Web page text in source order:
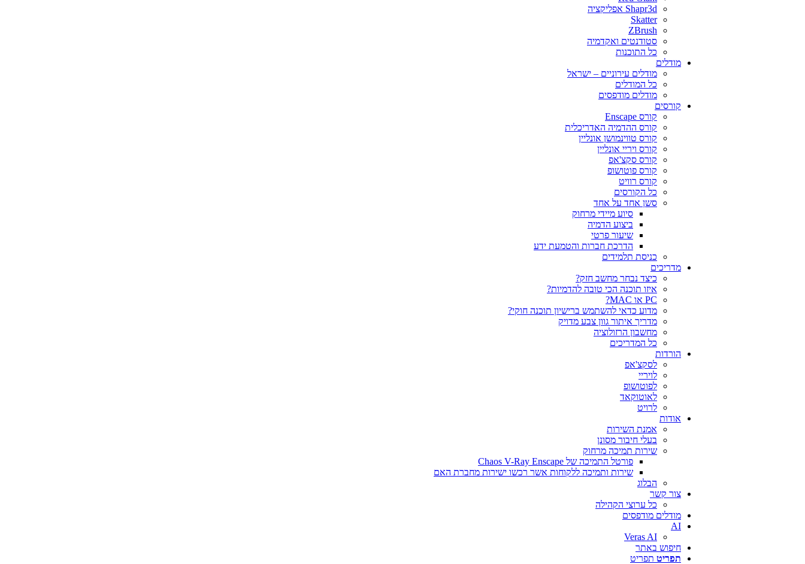
Shapr3d אפליקציה
Skatter
ZBrush
סטודנטים ואקדמיה
כל התוכנות
מודלים
מודלים עירוניים – ישראל
כל המודלים
מודלים מודפסים
קורסים
קורס Enscape
קורס ההדמיה האדריכלית
קורס טווינמושן אונליין
קורס ויריי אונליין
קורס סקצ'אפ
קורס פוטושופ
קורס רוויט
כל הקורסים
סשן אחד על אחד
סיוע מיידי מרחוק
ביצוע הדמיה
שיעור פרטי
הדרכת חברות והטמעת ידע
כניסת תלמידים
מדריכים
כיצד נבחר מחשב חזק?
איזו תוכנה הכי טובה להדמיות?‎‎
PC או MAC?
מדוע כדאי להשתמש ברישיון תוכנה חוקי?
מדריך איתור גוון צבע מדויק
מחשבון הרזולוציה
כל המדריכים
הורדות
לסקצ'אפ
לויריי
לפוטושופ
לאוטוקאד
לרויט
אודות
אמנת השירות
בעלי חיבור מסונן
שירות תמיכה מרחוק
פורטל התמיכה של Chaos V-Ray Enscape
שירות ותמיכה ללקוחות אשר רכשו ישירות מחברת האם
הבלוג
צור קשר
כל ערוצי הקהילה
מודלים מודפסים
AI
Veras AI
חיפוש באתר
תפריט תפריט